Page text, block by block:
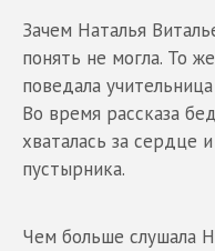
Зачем Наталья
понять не могла. То
поведала
Во время рассказа
хваталась за сердце
пустырника.
Чем больше слушала